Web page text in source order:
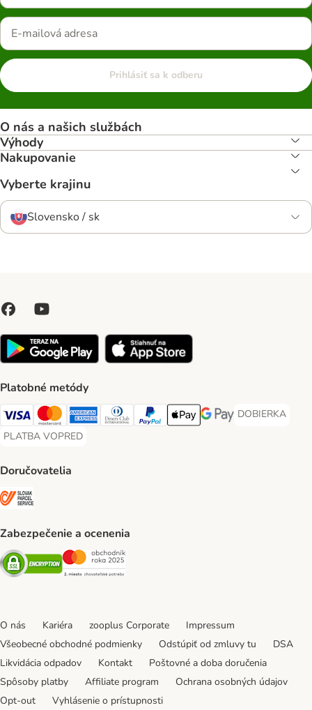
Prihlásiť sa k odberu
O nás a našich službách
Výhody
Nakupovanie
Vyberte krajinu
Slovensko / sk
Platobné metódy
Visa Payment Method
Mastercard Payment Method
American Express Payment Method
Diners Club Payment Method
PayPal Payment Method
Apple Pay Payment Method
Google Pay Payment
DOBIERKA
DOBIERKA
PLATBA VOPRED
PLATBA VOPRED Payment Method
Doručovatelia
Zabezpečenie a ocenenia
Security Security
O nás Kariéra zooplus Corporate
Impressum
Všeobecné obchodné podmienky
Odstúpiť od zmluvy tu
DSA
Likvidácia odpadov
Kontakt
Poštovné a doba doručenia
Spôsoby platby
Affiliate program
Ochrana osobných údajov
Opt-out
Vyhlásenie o prístupnosti